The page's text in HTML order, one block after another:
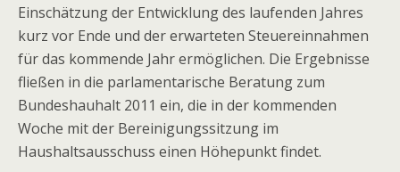
Einschätzung der Entwicklung des laufenden Jahres
kurz vor Ende und der erwarteten Steuereinnahmen
für das kommende Jahr ermöglichen. Die Ergebnisse
fließen in die parlamentarische Beratung zum
Bundeshauhalt 2011 ein, die in der kommenden
Woche mit der Bereinigungssitzung im
Haushaltsausschuss einen Höhepunkt findet.